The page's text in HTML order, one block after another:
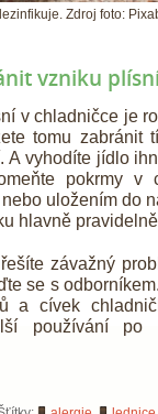
Zdroj foto:
vzniku
v chladničce je
tomu zabránit
A vyhodíte jídlo
pokrmy v
uložením do
hlavně
závažný
se s
a cívek
používání po